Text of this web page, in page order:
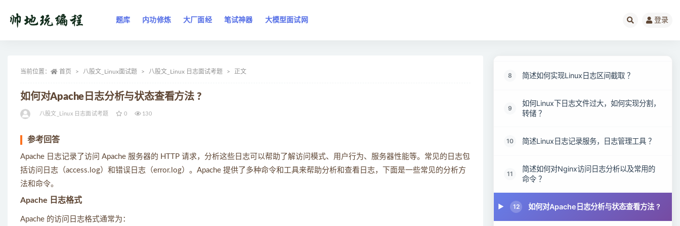
题库 内功修炼 大厂面经 笔试神器 大模型面试网 登录
当前位置： 首页 八股文_Linux面试题 八股文_Linux 日志面试考题 正文
如何对Apache日志分析与状态查看方法 ?
八股文_Linux 日志面试考题 0 130
参考回答
Apache 日志记录了访问 Apache 服务器的 HTTP 请求，分析这些日志可以帮助了解访问模式、用户行为、服务器性能等。常见的日志包
括访问日志（access.log）和错误日志（error.log）。Apache 提供了多种命令和工具来帮助分析和查看日志，下面是一些常见的分析方
法和命令。
Apache 日志格式
Apache 的访问日志格式通常为：
8 简述如何实现Linux日志区间截取 ？
9
如何Linux下日志文件过大，如何实现分割，
转储 ？
10 简述Linux日志记录服务，日志管理工具 ？
11
简述如何对Nginx访问日志分析以及常用的
命令 ？
12 如何对Apache日志分析与状态查看方法 ?